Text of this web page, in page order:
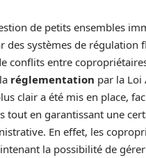
de petits ensembles
des systèmes de régulation
conflits entre
réglementation par la Loi
clair a été mis en place,
tout en garantissant une
En effet, les
la possibilité de